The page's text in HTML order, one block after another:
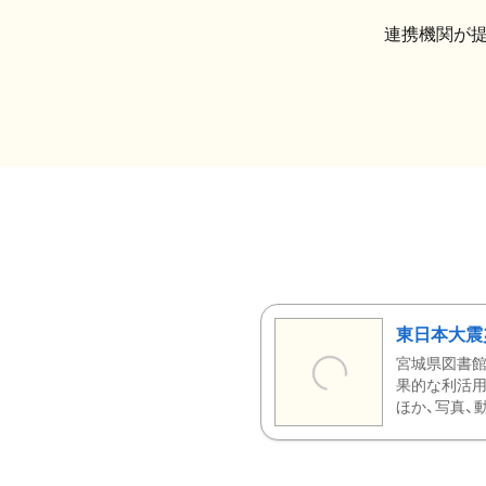
連携機関が
東日本大
宮城県図書
果的な利活
ほか、写真、